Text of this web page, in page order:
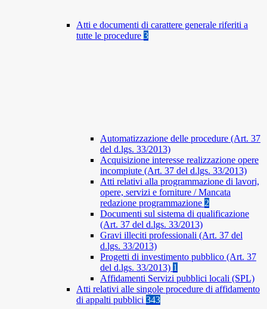
Atti e documenti di carattere generale riferiti a
tutte le procedure 3
Automatizzazione delle procedure (Art. 37
del d.lgs. 33/2013)
Acquisizione interesse realizzazione opere
incompiute (Art. 37 del d.lgs. 33/2013)
Atti relativi alla programmazione di lavori,
opere, servizi e forniture / Mancata
redazione programmazione 2
Documenti sul sistema di qualificazione
(Art. 37 del d.lgs. 33/2013)
Gravi illeciti professionali (Art. 37 del
d.lgs. 33/2013)
Progetti di investimento pubblico (Art. 37
del d.lgs. 33/2013) 1
Affidamenti Servizi pubblici locali (SPL)
Atti relativi alle singole procedure di affidamento
di appalti pubblici 343